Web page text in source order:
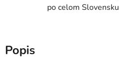
po celom Slovensku
Popis